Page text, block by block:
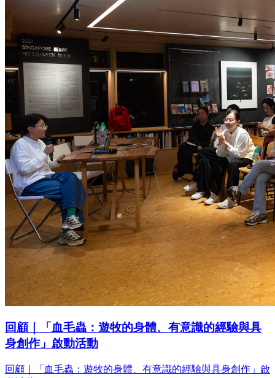
回顧｜「血毛蟲：遊牧的身體、有意識的經驗與具
身創作」啟動活動
回顧｜「血毛蟲：遊牧的身體、有意識的經驗與具身創作」啟